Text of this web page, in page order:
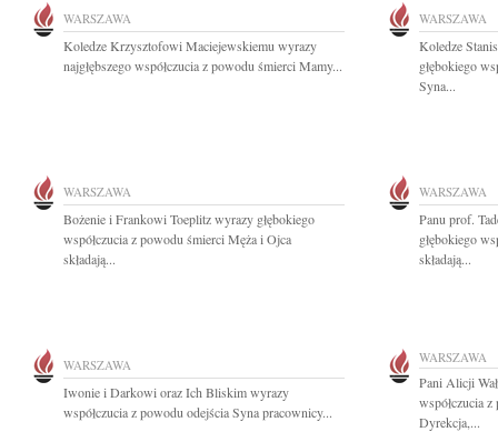
WARSZAWA
Koledze Krzysztofowi Maciejewskiemu wyrazy
najgłębszego współczucia z powodu śmierci Mamy...
WARSZAWA
Koledze
głębokiego
Syna...
WARSZAWA
Bożenie i Frankowi Toeplitz wyrazy głębokiego
współczucia z powodu śmierci Męża i Ojca
składają...
WARSZAWA
Panu prof.
głębokiego
składają...
WARSZAWA
Iwonie i Darkowi oraz Ich Bliskim wyrazy
współczucia z powodu odejścia Syna pracownicy...
WARSZAWA
Pani Alicji
współczucia
Dyrekcja,...